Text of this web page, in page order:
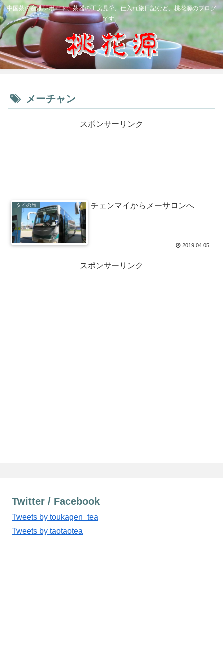
中国茶の産地レポート、茶器の工房見学、仕入れ旅日記など、桃花源のブログ
です。
メーチャン
スポンサーリンク
タイの旅 チェンマイからメーサロンへ
2019.04.05
スポンサーリンク
Twitter / Facebook
Tweets by toukagen_tea
Tweets by taotaotea